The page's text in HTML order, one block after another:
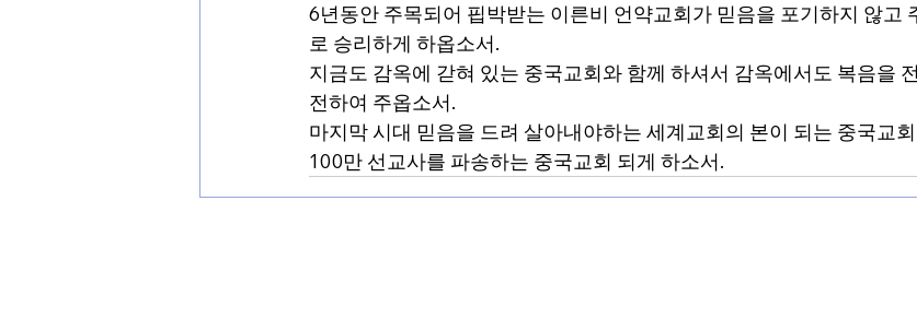
6년동안 주목되어 핍박받는 이른비 언약교회가 믿음을 포기하지 않고
로 승리하게 하옵소서.
지금도 감옥에 갇혀 있는 중국교회와 함께 하셔서 감옥에서도 복음을
전하여 주옵소서.
마지막 시대 믿음을 드려 살아내야하는 세계교회의 본이 되는 중국교
100만 선교사를 파송하는 중국교회 되게 하소서.